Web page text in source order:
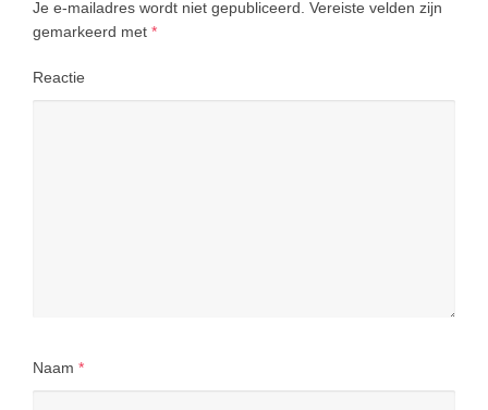
Je e-mailadres wordt niet gepubliceerd. Vereiste velden zijn
gemarkeerd met *
Reactie
Naam *